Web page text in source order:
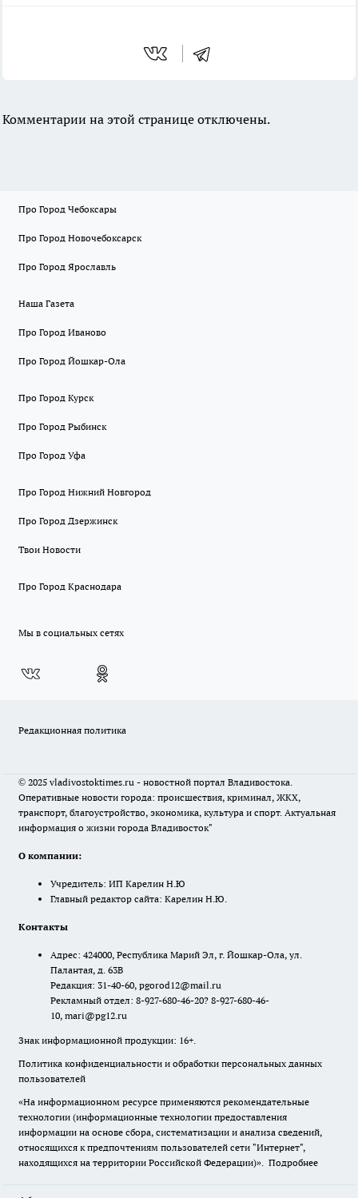
Комментарии на этой странице отключены.
Про Город Чебоксары
Про Город Новочебоксарск
Про Город Ярославль
Наша Газета
Про Город Иваново
Про Город Йошкар-Ола
Про Город Курск
Про Город Рыбинск
Про Город Уфа
Про Город Нижний Новгород
Про Город Дзержинск
Твои Новости
Про Город Краснодара
Мы в социальных сетях
Редакционная политика
© 2025 vladivostoktimes.ru - новостной портал Владивостока.
Оперативные новости города: происшествия, криминал, ЖКХ,
транспорт, благоустройство, экономика, культура и спорт. Актуальная
информация о жизни города Владивосток"
О компании:
Учредитель: ИП Карелин Н.Ю
Главный редактор сайта: Карелин Н.Ю.
Контакты
Адрес: 424000, Республика Марий Эл, г. Йошкар-Ола, ул.
Палантая, д. 63В
Редакция: 31-40-60, pgorod12@mail.ru
Рекламный отдел: 8-927-680-46-20? 8-927-680-46-
10, mari@pg12.ru
Знак информационной продукции: 16+.
Политика конфиденциальности и обработки персональных данных
пользователей
«На информационном ресурсе применяются рекомендательные
технологии (информационные технологии предоставления
информации на основе сбора, систематизации и анализа сведений,
относящихся к предпочтениям пользователей сети "Интернет",
находящихся на территории Российской Федерации)». Подробнее